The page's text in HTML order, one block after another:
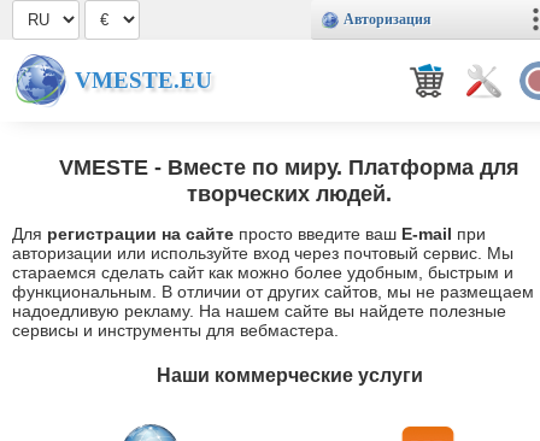
Авторизация
VMESTE.EU
VMESTE - Вместе по миру. Платформа для
творческих людей.
Для регистрации на сайте просто введите ваш E-mail при
авторизации или используйте вход через почтовый сервис. Мы
стараемся сделать сайт как можно более удобным, быстрым и
функциональным. В отличии от других сайтов, мы не размещаем
надоедливую рекламу. На нашем сайте вы найдете полезные
сервисы и инструменты для вебмастера.
Наши коммерческие услуги